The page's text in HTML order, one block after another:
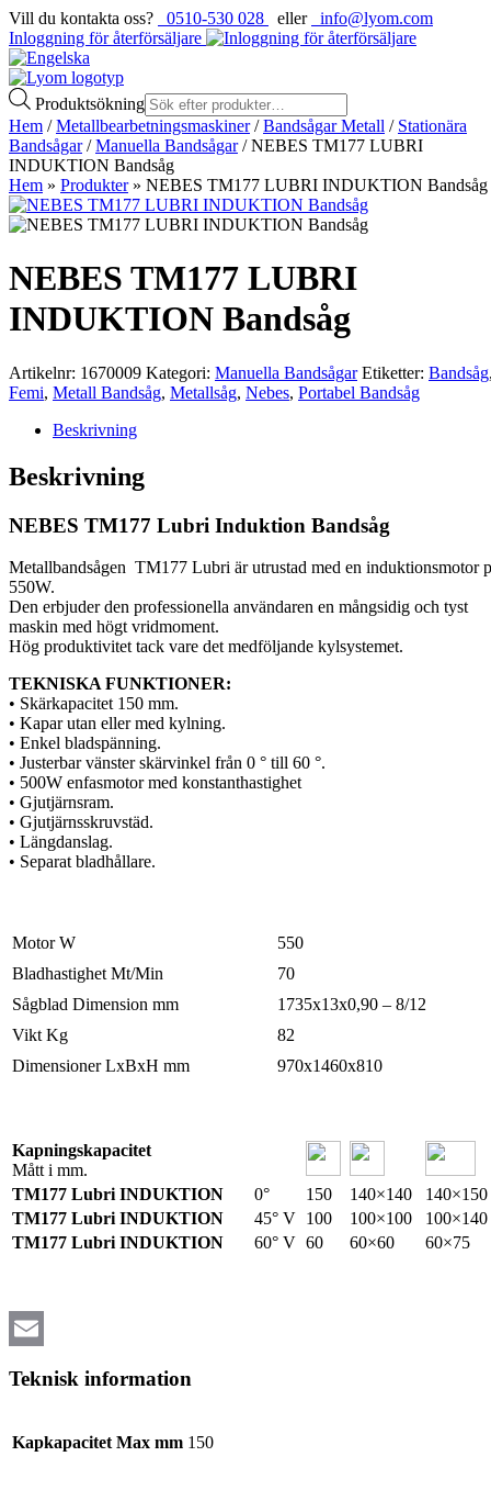
Vill du kontakta oss? 0510-530 028 eller
info@lyom.com
Inloggning för återförsäljare
Produktsökning
Hem /Metallbearbetningsmaskiner/Bandsågar Metall / Stationära
Bandsågar/Manuella Bandsågar/ NEBES TM177 LUBRI
INDUKTION Bandsåg
Hem » Produkter» NEBES TM177 LUBRI INDUKTION Bandsåg
NEBES TM177 LUBRI
INDUKTION Bandsåg
Artikelnr: 1670009 Kategori: Manuella Bandsågar Etiketter: Bandsåg
Femi, Metall Bandsåg, Metallsåg, Nebes, Portabel Bandsåg
Beskrivning
Beskrivning
NEBES TM177 Lubri Induktion Bandsåg
Metallbandsågen TM177 Lubri är utrustad med en induktionsmotor
550W.
Den erbjuder den professionella användaren en mångsidig och tyst
maskin med högt vridmoment.
Hög produktivitet tack vare det medföljande kylsystemet.
TEKNISKA FUNKTIONER:
• Skärkapacitet 150 mm.
• Kapar utan eller med kylning.
• Enkel bladspänning.
• Justerbar vänster skärvinkel från 0 ° till 60 °.
• 500W enfasmotor med konstanthastighet
• Gjutjärnsram.
• Gjutjärnsskruvstäd.
• Längdanslag.
• Separat bladhållare.
Motor W
550
Bladhastighet Mt/Min
70
Sågblad Dimension mm
1735x13x0,90 – 8/12
Vikt Kg
82
Dimensioner LxBxH mm
970x1460x810
Kapningskapacitet
Mått i mm.
TM177 Lubri INDUKTION
0° 150 140×140
140×150
TM177 Lubri INDUKTION
45° V 100 100×100
100×140
TM177 Lubri INDUKTION
60° V 60 60×60 60×75
Teknisk information
Kapkapacitet Max mm 150